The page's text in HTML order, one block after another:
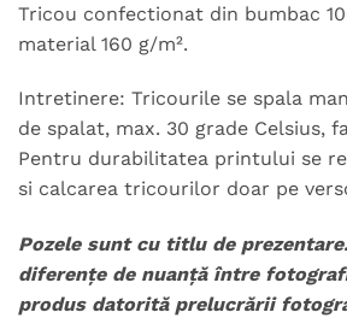
Tricou confectionat din bumbac
material 160 g/m².
Intretinere: Tricourile se spala
de spalat, max. 30 grade Celsius,
Pentru durabilitatea printului se
si calcarea tricourilor doar pe
Pozele sunt cu titlu de
diferențe de nuanță între
produs datorită prelucrării